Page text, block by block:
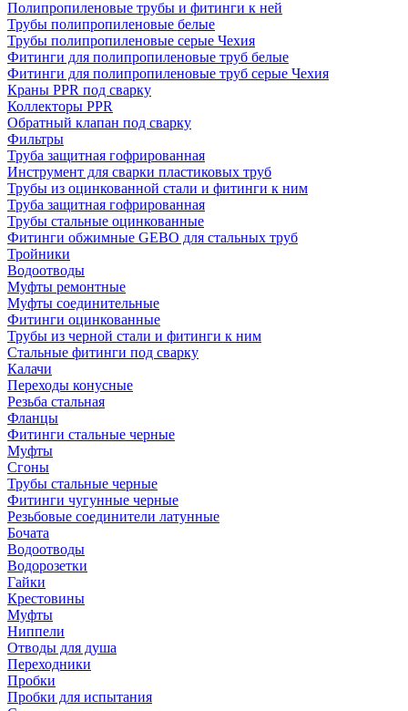
Полипропиленовые трубы и фитинги к ней
Трубы полипропиленовые белые
Трубы полипропиленовые серые Чехия
Фитинги для полипропиленовые труб белые
Фитинги для полипропиленовые труб серые Чехия
Краны PPR под сварку
Коллекторы PPR
Обратный клапан под сварку
Фильтры
Труба защитная гофрированная
Инструмент для сварки пластиковых труб
Трубы из оцинкованной стали и фитинги к ним
Труба защитная гофрированная
Трубы стальные оцинкованные
Фитинги обжимные GEBO для стальных труб
Тройники
Водоотводы
Муфты ремонтные
Муфты соединительные
Фитинги оцинкованные
Трубы из черной стали и фитинги к ним
Стальные фитинги под сварку
Калачи
Переходы конусные
Резьба стальная
Фланцы
Фитинги стальные черные
Муфты
Сгоны
Трубы стальные черные
Фитинги чугунные черные
Резьбовые соединители латунные
Бочата
Водоотводы
Водорозетки
Гайки
Крестовины
Муфты
Ниппели
Отводы для душа
Переходники
Пробки
Пробки для испытания